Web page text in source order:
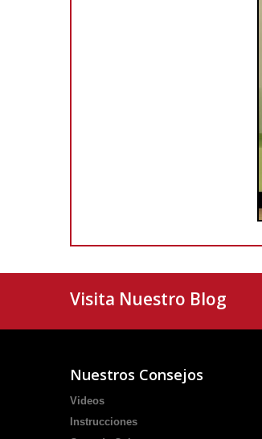
Visita Nuestro Blog
Nuestros Consejos
Videos
Instrucciones